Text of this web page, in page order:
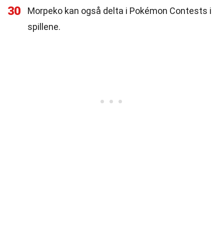
30
Morpeko kan også delta i Pokémon Contests i
spillene.